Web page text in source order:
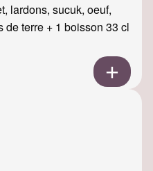
lardons, sucuk, oeuf,
terre + 1 boisson 33 cl